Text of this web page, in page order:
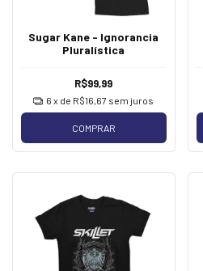
Sugar Kane - Ignorancia
Pluralística
R$99,99
6 x de R$16,67 sem juros
COMPRAR